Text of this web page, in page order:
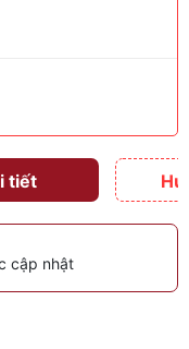
tiết
cập nhật